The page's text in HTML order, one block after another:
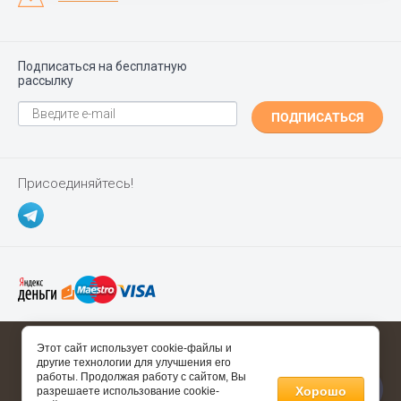
Подписаться на бесплатную
рассылку
ПОДПИСАТЬСЯ
Присоединяйтесь!
Copyright ©Polgrad.ru2014 - 2026
Полезные ссылки
Этот сайт использует cookie-файлы и
другие технологии для улучшения его
работы. Продолжая работу с сайтом, Вы
разрешаете использование cookie-
Хорошо